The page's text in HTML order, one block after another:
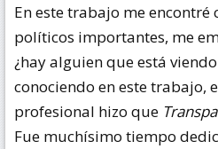
En este trabajo me
políticos importantes, me
¿hay alguien que está
conociendo en este
profesional hizo que
Fue muchísimo tiempo